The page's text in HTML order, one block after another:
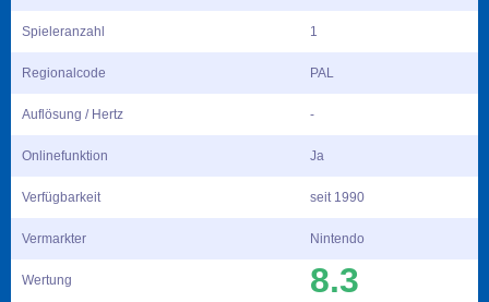
Spieleranzahl 1
Regionalcode PAL
Auflösung / Hertz -
Onlinefunktion Ja
Verfügbarkeit seit 1990
Vermarkter Nintendo
Wertung 8.3